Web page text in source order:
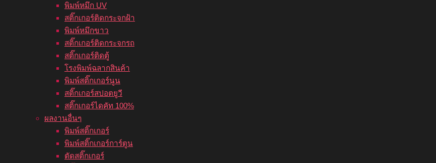
พิมพ์หมึก UV
สติ๊กเกอร์ติดกระจกฝ้า
พิมพ์หมึกขาว
สติ๊กเกอร์ติดกระจกรถ
สติ๊กเกอร์ติดตู้
โรงพิมพ์ฉลากสินค้า
พิมพ์สติ๊กเกอร์นูน
สติ๊กเกอร์สปอตยูวี
สติ๊กเกอร์ไดคัท 100%
ผลงานอื่นๆ
พิมพ์สติ๊กเกอร์
พิมพ์สติ๊กเกอร์การ์ตูน
ตัดสติ๊กเกอร์